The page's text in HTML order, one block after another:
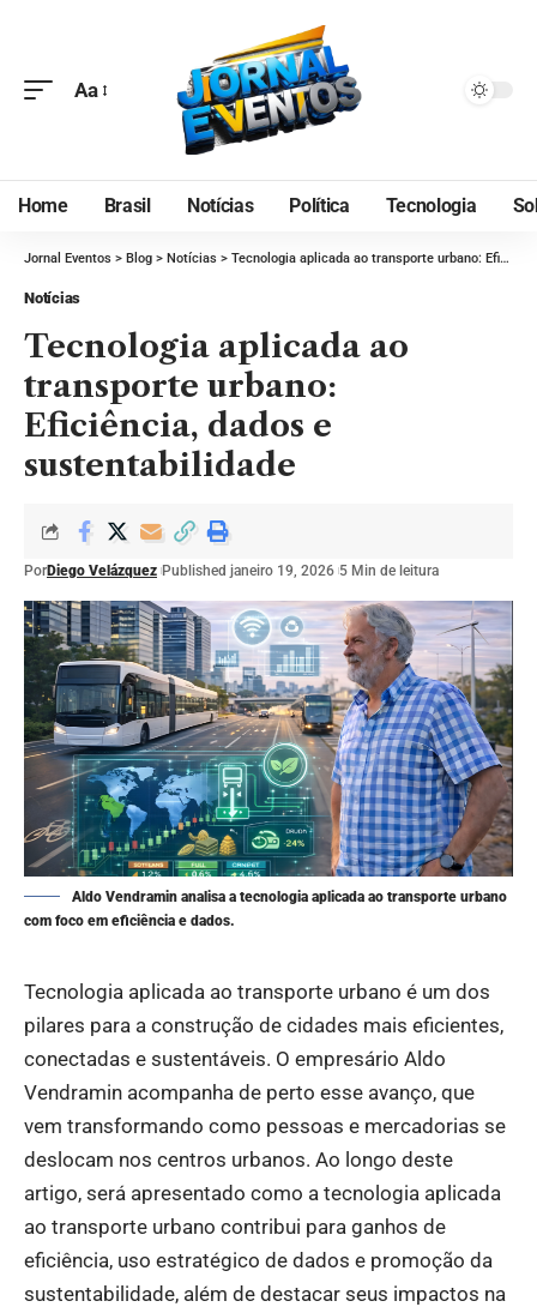
Aa
Home Brasil Notícias Política Tecnologia
Jornal Eventos > Blog > Notícias > Tecnologia aplicada ao transporte urbano: Eficiência, dados e sustentabilidade
Notícias
Tecnologia aplicada ao
transporte urbano:
Eficiência, dados e
sustentabilidade
PorDiego Velázquez Published janeiro 19, 2026 5 Min de leitura
Aldo Vendramin analisa a tecnologia aplicada ao transporte urbano
com foco em eficiência e dados.
Tecnologia aplicada ao transporte urbano é um dos
pilares para a construção de cidades mais eficientes,
conectadas e sustentáveis. O empresário Aldo
Vendramin acompanha de perto esse avanço, que
vem transformando como pessoas e mercadorias se
deslocam nos centros urbanos. Ao longo deste
artigo, será apresentado como a tecnologia aplicada
ao transporte urbano contribui para ganhos de
eficiência, uso estratégico de dados e promoção da
sustentabilidade, além de destacar seus impactos na